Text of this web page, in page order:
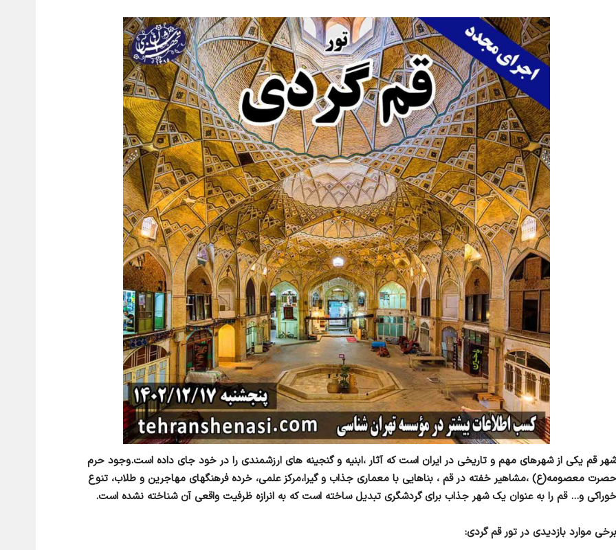
شهر قم یکی از شهرهای مهم و تاریخی در ایران است که آثار ،ابنیه و گنجینه های ارزشمندی را در خود جای داده است.وجود حرم
حصرت معصومه(ع) ،مشاهیر خفته در قم ، بناهایی با معماری جذاب و گیرا،مرکز علمی، خرده فرهنگهای مهاجرین و طلاب، تنوع
خوراکی و… قم را به عنوان یک شهر جذاب برای گردشگری تبدیل ساخته است که به انرازه ظرفیت واقعی آن شناخته نشده است.
برخی موارد بازدیدی در تور قم گردی: